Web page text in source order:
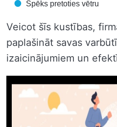
Spēks pretoties vētru
Veicot šīs kustības,
paplašināt savas
izaicinājumiem un